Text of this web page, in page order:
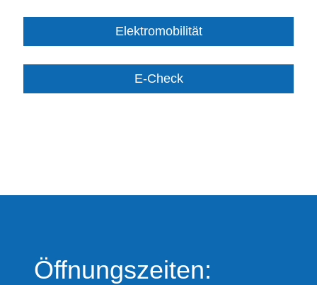
Elektromobilität
E-Check
Öffnungszeiten: